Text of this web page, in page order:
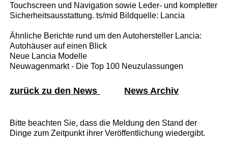
Touchscreen und Navigation sowie Leder- und kompletter
Sicherheitsausstattung. ts/mid Bildquelle: Lancia
Ähnliche Berichte rund um den Autohersteller Lancia:
Autohäuser auf einen Blick
Neue Lancia Modelle
Neuwagenmarkt - Die Top 100 Neuzulassungen
zurück zu den News News Archiv
Bitte beachten Sie, dass die Meldung den Stand der
Dinge zum Zeitpunkt ihrer Veröffentlichung wiedergibt.